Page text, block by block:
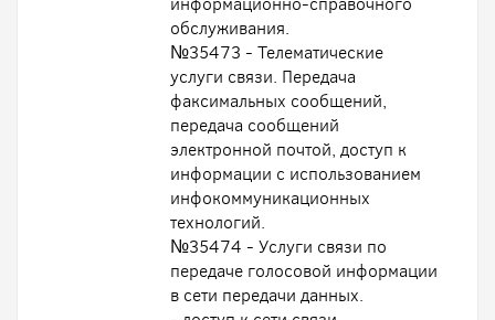
обслуживания.
№35473 - Телематические
услуги связи. Передача
факсимальных сообщений,
передача сообщений
электронной почтой, доступ к
информации с использованием
инфокоммуникационных
технологий.
№35474 - Услуги связи по
передаче голосовой информации
в сети передачи данных.